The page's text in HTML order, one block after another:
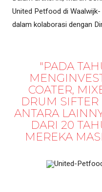
United Petfood di
dalam kolaborasi dengan
"PADA
COATER,
DRUM
ANTARA
DARI 20
MEREKA